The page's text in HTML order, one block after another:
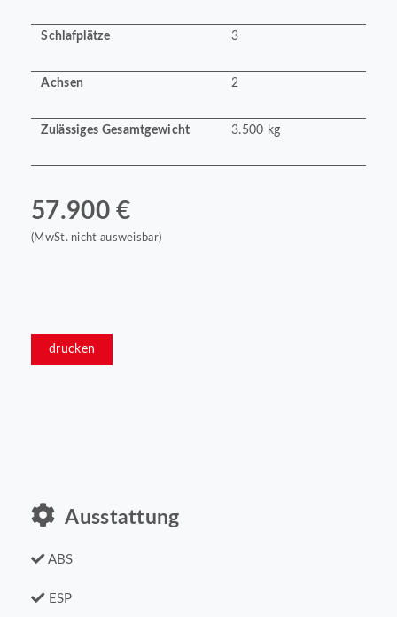
Schlafplätze 3
Achsen 2
Zulässiges Gesamtgewicht 3.500 kg
57.900 €
(MwSt. nicht ausweisbar)
drucken
Ausstattung
ABS
ESP